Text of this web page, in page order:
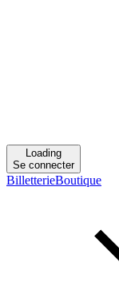
Loading
Se connecter
BilletterieBoutique